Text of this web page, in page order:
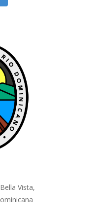
Vista,